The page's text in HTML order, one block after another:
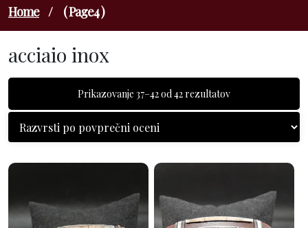
Home / ( Page4 )
acciaio inox
Prikazovanje 37–42 od 42 rezultatovRazvrščeno
po